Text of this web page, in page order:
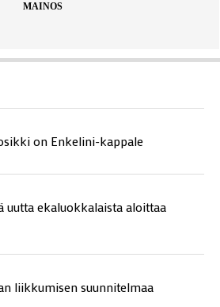
MAINOS
on Enkelini-kappale
uutta ekaluokkalaista aloittaa
liikkumisen suunnitelmaa